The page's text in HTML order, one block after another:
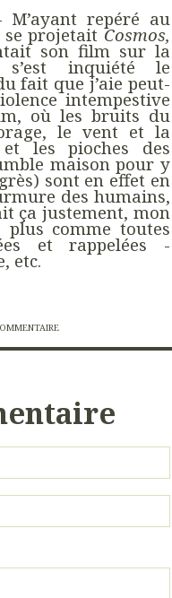
M’ayant repéré au
projetait Cosmos,
son film sur la
s’est inquiété le
fait que j’aie peut-
intempestive
où les bruits du
le vent et la
les pioches des
maison pour y
sont en effet en
des humains,
ça justement, mon
comme toutes
et rappelées -
etc.